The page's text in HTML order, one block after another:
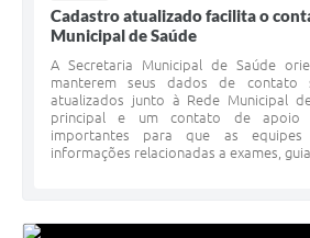
Cadastro atualizado facilita o
Municipal de Saúde
A Secretaria Municipal de Saúde
manterem seus dados de contato
atualizados junto à Rede Municipal
principal e um contato de apoio
importantes para que as equipes
informações relacionadas a exames,